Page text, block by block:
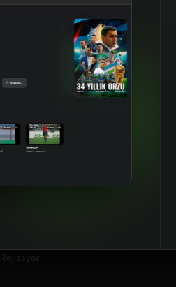
Rejissyor